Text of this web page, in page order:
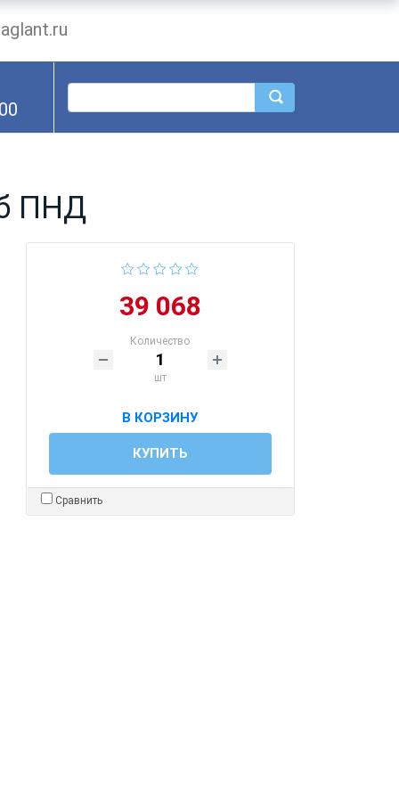
ПНД
39 068
Количество
шт
В КОРЗИНУ
КУПИТЬ
Сравнить